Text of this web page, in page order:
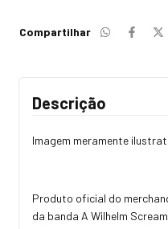
Compartilhar
Descrição
Imagem meramente
Produto oficial do
da banda A Wilhelm